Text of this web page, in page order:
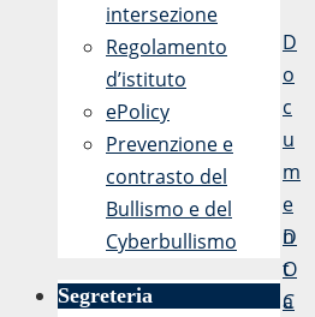
D
o
c
u
m
e
n
t
a
D
O
C
intersezione
Regolamento
d’istituto
ePolicy
Prevenzione e
contrasto del
Bullismo e del
Cyberbullismo
Segreteria